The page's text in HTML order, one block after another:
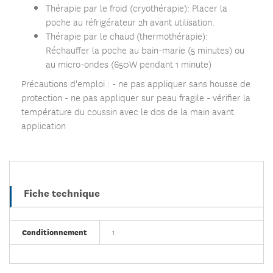
Thérapie par le froid (cryothérapie): Placer la
poche au réfrigérateur 2h avant utilisation.
Thérapie par le chaud (thermothérapie):
Réchauffer la poche au bain-marie (5 minutes) ou
au micro-ondes (650W pendant 1 minute)
Précautions d'emploi : - ne pas appliquer sans housse de
protection - ne pas appliquer sur peau fragile - vérifier la
température du coussin avec le dos de la main avant
application
Fiche technique
Conditionnement 1